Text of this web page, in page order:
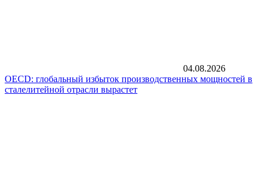
04.08.2026
OECD: глобальный избыток производственных мощностей в
сталелитейной отрасли вырастет